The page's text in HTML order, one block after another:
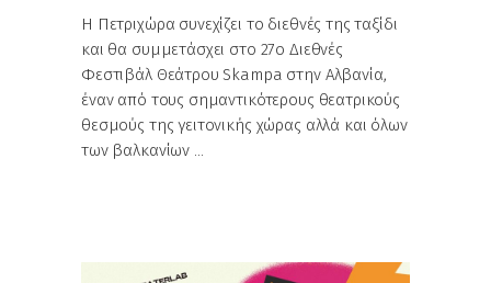
H Πετριχώρα συνεχίζει το διεθνές της ταξίδι
και θα συμμετάσχει στο 27ο Διεθνές
Φεστιβάλ Θεάτρου Skampa στην Αλβανία,
έναν από τους σημαντικότερους θεατρικούς
θεσμούς της γειτονικής χώρας αλλά και όλων
των βαλκανίων